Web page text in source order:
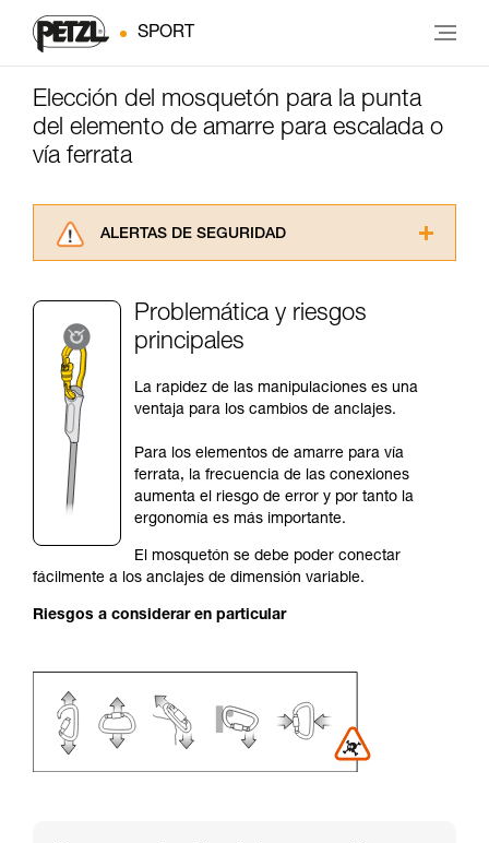
SPORT
Elección del mosquetón para la punta
del elemento de amarre para escalada o
vía ferrata
ALERTAS DE SEGURIDAD
consultarlo. Usted debe comprender la
información de la ficha técnica para poder
Dominar estas técnicas requiere una formación
y un entrenamiento específico. Confirme a
ejecutar estas técnicas, solo y con total
seguridad, antes de ejecutarlas de forma
autónoma.
Damos ejemplos de técnicas relacionadas con
su actividad. Pueden existir otras que no
describimos aquí.
Problemática y riesgos
principales
La rapidez de las manipulaciones es una
ventaja para los cambios de anclajes.
Para los elementos de amarre para vía
ferrata, la frecuencia de las conexiones
aumenta el riesgo de error y por tanto la
ergonomía es más importante.
El mosquetón se debe poder conectar
fácilmente a los anclajes de dimensión variable.
Riesgos a considerar en particular